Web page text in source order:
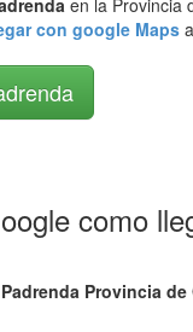
en la Provincia
con google Maps
como
Padrenda Provincia